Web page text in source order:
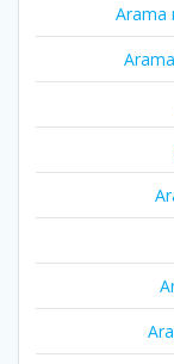
Arama